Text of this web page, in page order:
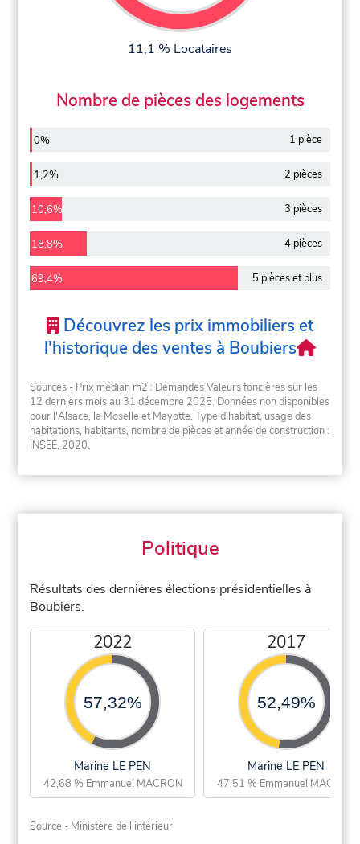
11,1 % Locataires
Nombre de pièces des logements
0% 1 pièce
1,2% 2 pièces
10,6% 3 pièces
18,8% 4 pièces
69,4% 5 pièces et plus
Découvrez les prix immobiliers et
l'historique des ventes à Boubiers
Sources - Prix médian m2 : Demandes Valeurs foncières sur les
12 derniers mois au 31 décembre 2025. Données non disponibles
pour l'Alsace, la Moselle et Mayotte. Type d'habitat, usage des
habitations, habitants, nombre de pièces et année de construction :
INSEE, 2020.
Politique
Résultats des dernières élections présidentielles à
Boubiers.
2022
57,32%
Marine LE PEN
42,68 % Emmanuel MACRON
2017
52,49%
Marine LE PEN
47,51 % Emmanuel MACRON
Source - Ministère de l'intérieur